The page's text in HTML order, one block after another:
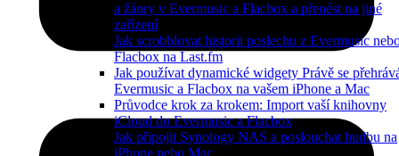
a žánry v Evermusic a Flacbox a přenést na jiné
zařízení
Jak scrobblovat historii poslechu z Evermusic
Flacbox na Last.fm
Jak používat dynamické widgety Právě se
Evermusic a Flacbox na vašem iPhone a Mac
Průvodce krok za krokem: Import vaší knihovny
iCloud do Evermusic a Flacbox
Jak připojit Synology NAS a poslouchat hudbu na
iPhone nebo Mac